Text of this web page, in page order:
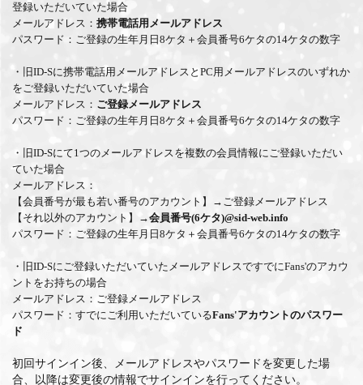
登録いただいていた場合
メールアドレス： 携帯電話用メールアドレス
パスワード：ご登録の生年月日8ケタ＋会員番号6ケタの14ケタの数字
・旧ID-Sに携帯電話用メールアドレスとPC用メールアドレスのいずれか
をご登録いただいていた場合
メールアドレス： ご登録メールアドレス
パスワード：ご登録の生年月日8ケタ＋会員番号6ケタの14ケタの数字
・旧ID-Sにて1つのメールアドレスを複数の会員情報にご登録いただい
ていた場合
メールアドレス：
【会員番号が最も若い番号のアカウント】→ご登録メールアドレス
【それ以外のアカウント】→会員番号(6ケタ)@sid-web.info
パスワード：ご登録の生年月日8ケタ＋会員番号6ケタの14ケタの数字
・旧ID-Sにご登録いただいていたメールアドレスですでにFans'のアカウ
ントをお持ちの場合
メールアドレス：ご登録メールアドレス
パスワード：すでにご利用いただいているFans'アカウントのパスワー
ド
初回サインイン後、メールアドレスやパスワードを変更した場
合、以降は変更後の情報でサインインを行ってください。